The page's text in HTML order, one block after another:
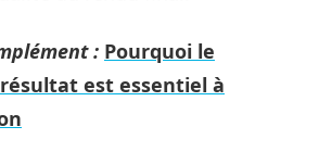
: Pourquoi le
est essentiel à